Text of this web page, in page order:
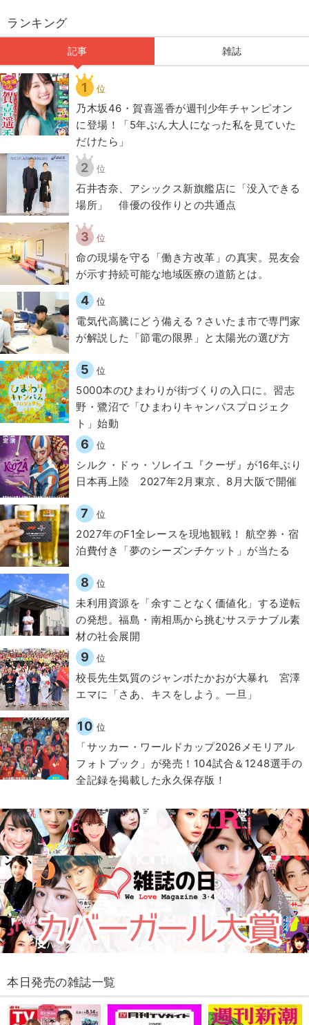
ランキング
記事 雑誌
1 位
乃木坂46・賀喜遥香が週刊少年チャンピオン
に登場！「5年ぶん大人になった私を見ていた
だけたら」
2 位
石井杏奈、アシックス新旗艦店に「没入できる
場所」 俳優の役作りとの共通点
3 位
​命の現場を守る「働き方改革」の真実。晃友会
が示す持続可能な地域医療の道筋とは。
4 位
電気代高騰にどう備える？さいたま市で専門家
が解説した「節電の限界」と太陽光の選び方
5 位
5000本のひまわりが街づくりの入口に。習志
野・鷺沼で「ひまわりキャンパスプロジェク
ト」始動
6 位
シルク・ドゥ・ソレイユ『クーザ』が16年ぶり
日本再上陸 2027年2月東京、8月大阪で開催
7 位
2027年のF1全レースを現地観戦！ 航空券・宿
泊費付き「夢のシーズンチケット」が当たる
8 位
​​未利用資源を「余すことなく価値化」する逆転
の発想。福島・南相馬から挑むサステナブル素
材の社会展開​
9 位
校長先生気質のジャンボたかおが大暴れ 宮澤
エマに「さあ、キスをしよう。一旦」
10 位
「サッカー・ワールドカップ2026メモリアル
フォトブック」が発売！104試合＆1248選手の
全記録を掲載した永久保存版！
本日発売の雑誌一覧